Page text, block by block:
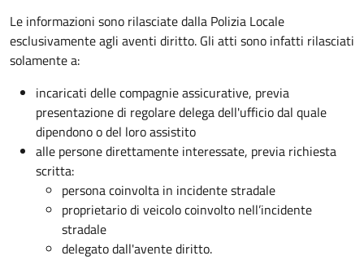
Le informazioni sono rilasciate dalla Polizia Locale
esclusivamente agli aventi diritto. Gli atti sono infatti rilasciati
solamente a:
incaricati delle compagnie assicurative, previa
presentazione di regolare delega dell'ufficio dal quale
dipendono o del loro assistito
alle persone direttamente interessate, previa richiesta
scritta:
persona coinvolta in incidente stradale
proprietario di veicolo coinvolto nell’incidente
stradale
delegato dall'avente diritto.